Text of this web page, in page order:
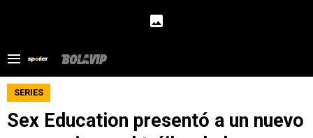
SERIES
Sex Education presentó a un nuevo